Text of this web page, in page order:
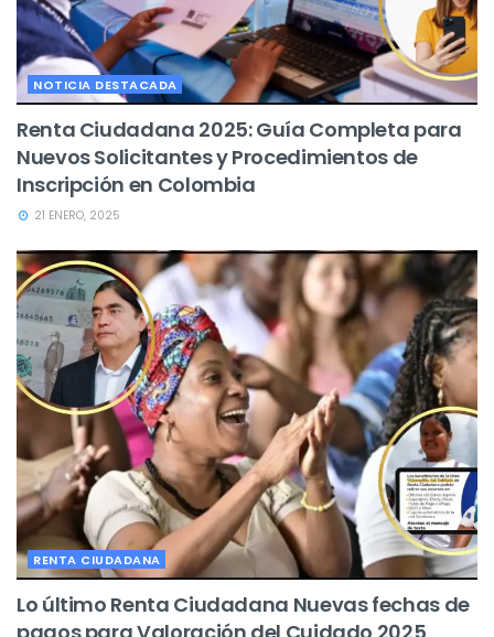
NOTICIA DESTACADA
Renta Ciudadana 2025: Guía Completa para
Nuevos Solicitantes y Procedimientos de
Inscripción en Colombia
21 ENERO, 2025
RENTA CIUDADANA
Lo último Renta Ciudadana Nuevas fechas de